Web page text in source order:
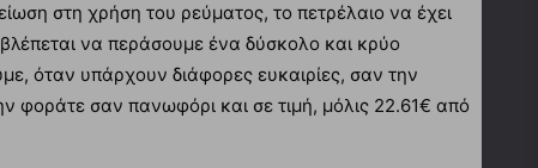
στη χρήση του ρεύματος, το πετρέλαιο να έχει
να περάσουμε ένα δύσκολο και κρύο
όταν υπάρχουν διάφορες ευκαιρίες, σαν την
φοράτε σαν πανωφόρι και σε τιμή, μόλις 22.61€ από